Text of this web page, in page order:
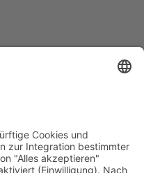
oft enttäuschen:
der Politiker
sozialen